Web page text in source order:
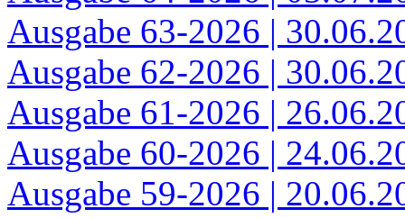
Ausgabe 63-2026 |
Ausgabe 62-2026 |
Ausgabe 61-2026 |
Ausgabe 60-2026 |
Ausgabe 59-2026 |